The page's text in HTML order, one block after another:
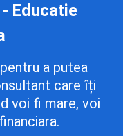
Educatie
a putea
care îți
voi fi mare, voi